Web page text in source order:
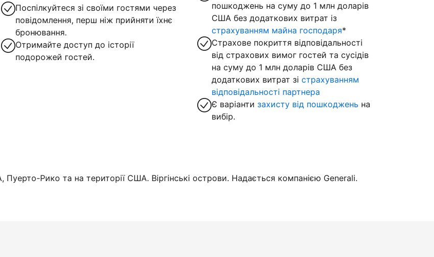
Поспілкуйтеся зі своїми гостями через
повідомлення, перш ніж прийняти їхнє
бронювання.
Отримайте доступ до історії
подорожей гостей.
пошкоджень на суму до 1 млн доларів
США без додаткових витрат із
страхуванням майна господаря*
Страхове покриття відповідальності
від страхових вимог гостей та сусідів
на суму до 1 млн доларів США без
додаткових витрат зістрахуванням
відповідальності партнера
Є варіантизахисту від пошкоджень на
вибір.
Рико та на території США. Віргінські острови. Надається компанією Generali.